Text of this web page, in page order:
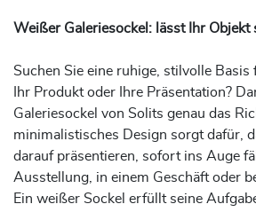
Weißer Galeriesockel: lässt Ihr Objekt
Suchen Sie eine ruhige, stilvolle
Ihr Produkt oder Ihre Präsentation?
Galeriesockel von Solits genau das
minimalistisches Design sorgt dafür,
darauf präsentieren, sofort ins Auge
Ausstellung, in einem Geschäft oder
Ein weißer Sockel erfüllt seine